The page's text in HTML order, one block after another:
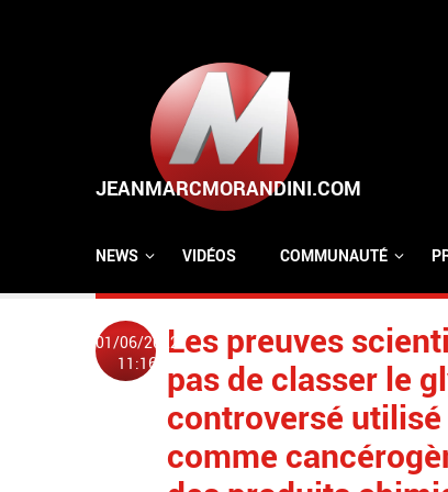
NEWS VIDÉOS COMMUNAUTÉ
01/06/2022
11:16
Les preuves
pas de classer le
controversé
comme